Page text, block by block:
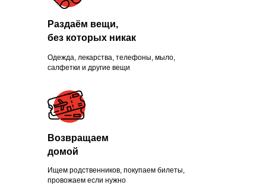
Одежда, лекарства, телефоны, мыло,
салфетки и другие вещи
Ищем родственников, покупаем билеты,
провожаем если нужно
Раздаём вещи,
без которых никак
Возвращаем
домой
каждый день
ПРИСОЕДИНИТЬСЯ
Зачем помогать
нуждающимся